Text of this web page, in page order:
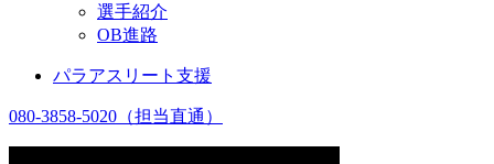
選手紹介
OB進路
パラアスリート支援
080-3858-5020 （担当直通）